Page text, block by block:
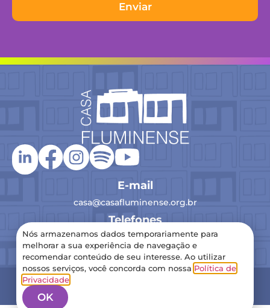
Enviar
E-mail
casa@casafluminense.org.br
Telefones
(21) 2516-0193
2024 Casa Fluminense – Todos os direitos reservados
Nós armazenamos dados temporariamente para
melhorar a sua experiência de navegação e
recomendar conteúdo de seu interesse. Ao utilizar
nossos serviços, você concorda com nossa Política de
Privacidade.
OK